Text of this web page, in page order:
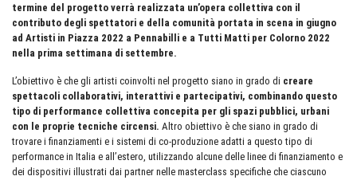
termine del progetto verrà realizzata un’opera collettiva con il
contributo degli spettatori e della comunità portata in scena in giugno
ad Artisti in Piazza 2022 a Pennabilli e a Tutti Matti per Colorno 2022
nella prima settimana di settembre.
L’obiettivo è che gli artisti coinvolti nel progetto siano in grado di creare
spettacoli collaborativi, interattivi e partecipativi, combinando questo
tipo di performance collettiva concepita per gli spazi pubblici, urbani
con le proprie tecniche circensi. Altro obiettivo è che siano in grado di
trovare i finanziamenti e i sistemi di co-produzione adatti a questo tipo di
performance in Italia e all’estero, utilizzando alcune delle linee di finanziamento e
dei dispositivi illustrati dai partner nelle masterclass specifiche che ciascuno